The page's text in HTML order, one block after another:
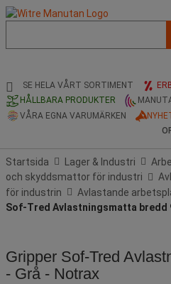
och
sökhistorik
SE HELA VÅRT SORTIMENT
HÅLLBARA PRODUKTER
VÅRA EGNA VARUMÄRKEN
Startsida Lager & Industri
och skyddsmattor för industri
för industrin
Avlastande
Sof-Tred Avlastningsmatta bredd
Gripper Sof-Tred
- Grå - Notrax